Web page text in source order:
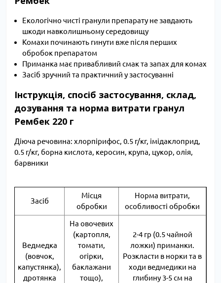
Екологічно чисті гранули препарату не завдають
шкоди навколишньому середовищу
Комахи починають гинути вже після перших
обробок препаратом
Приманка має привабливий смак та запах для комах
Засіб зручний та практичний у застосуванні
Інструкція, спосіб застосування, склад,
дозування та норма витрати гранул
Рембек 220 г
Діюча речовина: хлорпірифос, 0.5 г/кг, імідаклоприд,
0.5 г/кг, борна кислота, керосин, крупа, цукор, олія,
барвники
Засіб
Місця
обробки
Норма витрати,
особливості обробки
Ведмедка
(вовчок,
капустянка),
дротянка
На овочевих
(картопля,
томати,
огірки,
баклажани
тощо),
2-4 гр (0.5 чайной
ложки) приманки.
Розкласти в норки та в
ходи ведмедики на
глибину 3-5 см на